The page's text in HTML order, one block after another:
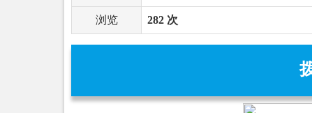
浏览 282 次